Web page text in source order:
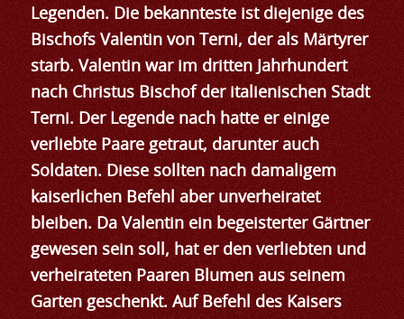
Legenden. Die bekannteste ist diejenige des
Bischofs Valentin von Terni, der als Märtyrer
starb. Valentin war im dritten Jahrhundert
nach Christus Bischof der italienischen Stadt
Terni. Der Legende nach hatte er einige
verliebte Paare getraut, darunter auch
Soldaten. Diese sollten nach damaligem
kaiserlichen Befehl aber unverheiratet
bleiben. Da Valentin ein begeisterter Gärtner
gewesen sein soll, hat er den verliebten und
verheirateten Paaren Blumen aus seinem
Garten geschenkt. Auf Befehl des Kaisers